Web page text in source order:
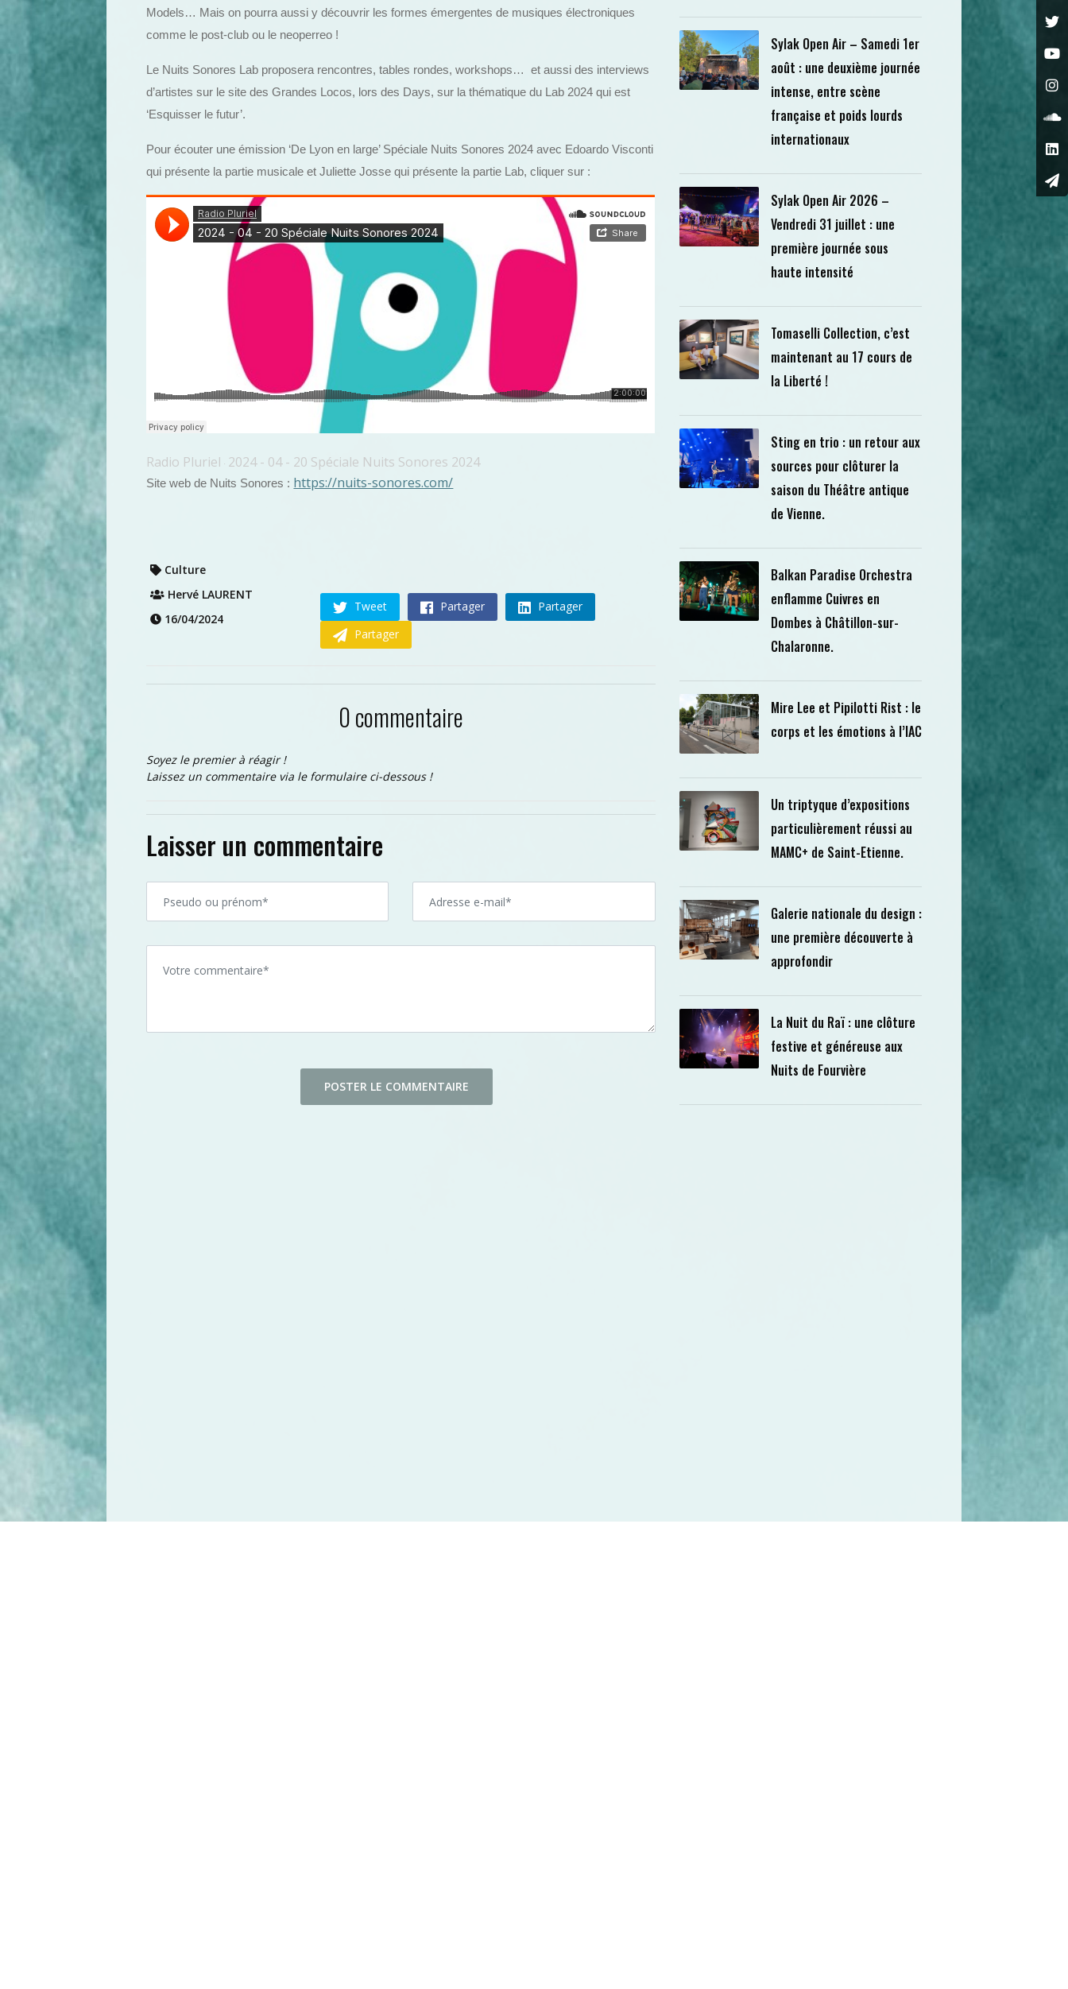
Models… Mais on pourra aussi y découvrir les formes émergentes de musiques électroniques
comme le post-club ou le neoperreo !
Le Nuits Sonores Lab proposera rencontres, tables rondes, workshops… et aussi des interviews
d’artistes sur le site des Grandes Locos, lors des Days, sur la thématique du Lab 2024 qui est
‘Esquisser le futur’.
Pour écouter une émission ‘De Lyon en large’ Spéciale Nuits Sonores 2024 avec Edoardo Visconti
qui présente la partie musicale et Juliette Josse qui présente la partie Lab, cliquer sur :
Radio Pluriel · 2024 - 04 - 20 Spéciale Nuits Sonores 2024
Site web de Nuits Sonores : https://nuits-sonores.com/
Culture
Hervé LAURENT
16/04/2024
Tweet Partager
Partager
Partager
0 commentaire
Soyez le premier à réagir !
Laissez un commentaire via le formulaire ci-dessous !
Laisser un commentaire
Sylak Open Air – Samedi 1er
août : une deuxième journée
intense, entre scène
française et poids lourds
internationaux
Sylak Open Air 2026 –
Vendredi 31 juillet : une
première journée sous
haute intensité
Tomaselli Collection, c’est
maintenant au 17 cours de
la Liberté !
Sting en trio : un retour aux
sources pour clôturer la
saison du Théâtre antique
de Vienne.
Balkan Paradise Orchestra
enflamme Cuivres en
Dombes à Châtillon-sur-
Chalaronne.
Mire Lee et Pipilotti Rist : le
corps et les émotions à l’IAC
Un triptyque d’expositions
particulièrement réussi au
MAMC+ de Saint-Etienne.
Galerie nationale du design :
une première découverte à
approfondir
La Nuit du Raï : une clôture
festive et généreuse aux
Nuits de Fourvière